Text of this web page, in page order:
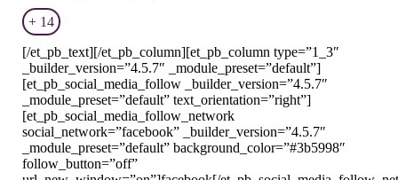
+ 14
[/et_pb_text][/et_pb_column][et_pb_column type=”1_3″
_builder_version=”4.5.7″ _module_preset=”default”]
[et_pb_social_media_follow _builder_version=”4.5.7″
_module_preset=”default” text_orientation=”right”]
[et_pb_social_media_follow_network
social_network=”facebook” _builder_version=”4.5.7″
_module_preset=”default” background_color=”#3b5998″
follow_button=”off”